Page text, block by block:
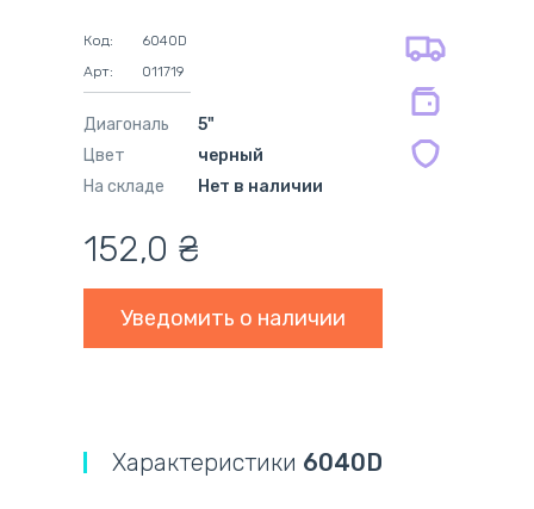
Код:
6040D
Арт:
011719
Диагональ
5"
Цвет
черный
На складе
Нет в наличии
152,0 ₴
Уведомить о наличии
мес.
мес.
Характеристики 6040D